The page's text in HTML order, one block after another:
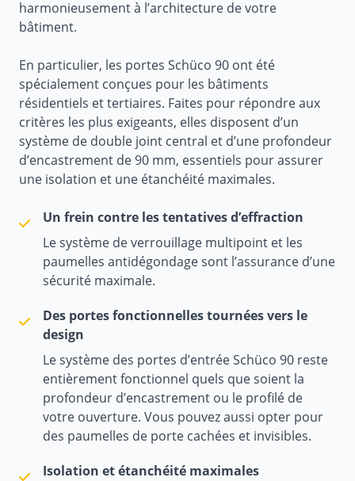
harmonieusement à l’architecture de votre
bâtiment.
En particulier, les portes Schüco 90 ont été
spécialement conçues pour les bâtiments
résidentiels et tertiaires. Faites pour répondre aux
critères les plus exigeants, elles disposent d’un
système de double joint central et d’une profondeur
d’encastrement de 90 mm, essentiels pour assurer
une isolation et une étanchéité maximales.
Un frein contre les tentatives d’effraction
Le système de verrouillage multipoint et les
paumelles antidégondage sont l’assurance d’une
sécurité maximale.
Des portes fonctionnelles tournées vers le
design
Le système des portes d’entrée Schüco 90 reste
entièrement fonctionnel quels que soient la
profondeur d’encastrement ou le profilé de
votre ouverture. Vous pouvez aussi opter pour
des paumelles de porte cachées et invisibles.
Isolation et étanchéité maximales